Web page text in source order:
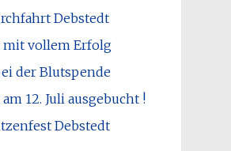
Debstedt
vollem Erfolg
der Blutspende
12. Juli ausgebucht !
Debstedt